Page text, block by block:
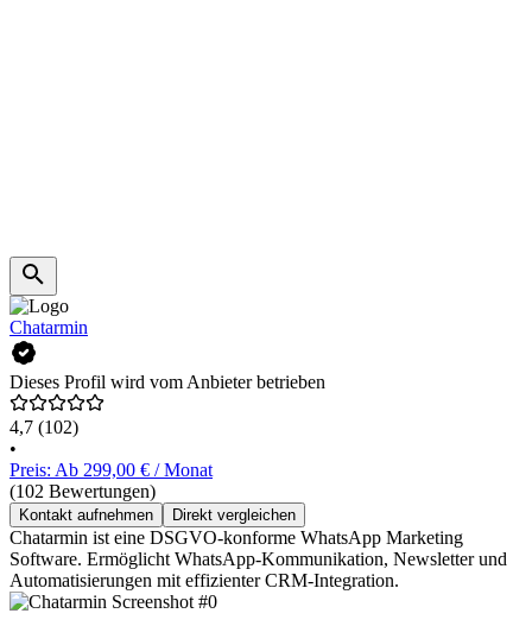
Chatarmin
Dieses Profil wird vom Anbieter betrieben
4,7 (102)
•
Preis: Ab 299,00 € / Monat
(102 Bewertungen)
Kontakt aufnehmen Direkt vergleichen
Chatarmin ist eine DSGVO-konforme WhatsApp Marketing
Software. Ermöglicht WhatsApp-Kommunikation, Newsletter und
Automatisierungen mit effizienter CRM-Integration.